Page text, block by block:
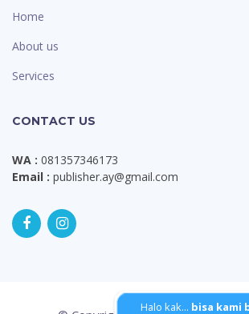
Home
About us
Services
CONTACT US
WA : 081357346173
Email : publisher.ay@gmail.com
Halo kak... bisa kami